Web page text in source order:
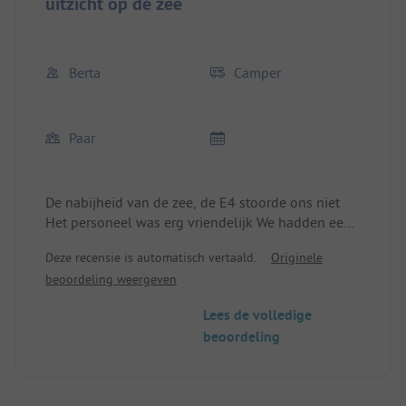
Berta Camper
Paar
De nabijheid van de zee, de E4 stoorde ons niet
Het personeel was erg vriendelijk We hadden een
kozen voor plaats 10 tot 15 daar heb je echt een
heel mooi uitzicht op het water Ook het sanitair is
begin mei. We kunnen de camping aanbevelen
Deze recensie is automatisch vertaald.
Originele
beoordeling weergeven
Lees de volledige
beoordeling